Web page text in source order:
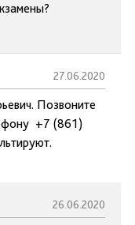
27.06.2020
Позвоните
+7 (861)
26.06.2020